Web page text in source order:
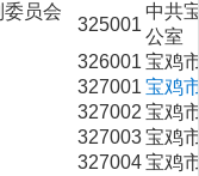
员会
325001
中共
公室
326001 宝鸡
327001 宝鸡
327002 宝鸡
327003宝鸡
327004宝鸡